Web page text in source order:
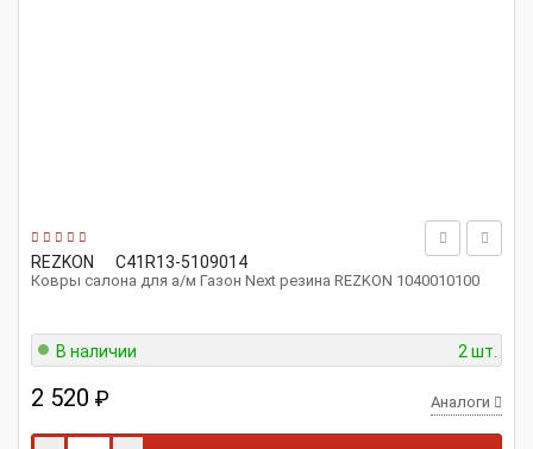
REZKON C41R13-5109014
Ковры салона для а/м Газон Next резина REZKON 1040010100
В наличии 2 шт.
2 520 ₽ Аналоги